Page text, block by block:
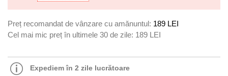
Preț recomandat de vânzare cu amănuntul: 189 LEI
Cel mai mic preț în ultimele 30 de zile: 189 LEI
Expediem în 2 zile lucrătoare